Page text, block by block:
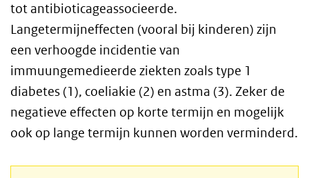
tot antibioticageassocieerde.
Langetermijneffecten (vooral bij kinderen) zijn
een verhoogde incidentie van
immuungemedieerde ziekten zoals type 1
diabetes (1), coeliakie (2) en astma (3). Zeker de
negatieve effecten op korte termijn en mogelijk
ook op lange termijn kunnen worden verminderd.